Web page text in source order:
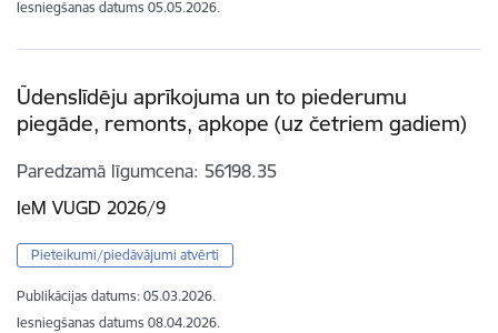
Iesniegšanas datums 05.05.2026.
Ūdenslīdēju aprīkojuma un to piederumu
piegāde, remonts, apkope (uz četriem gadiem)
Paredzamā līgumcena 56198.35
IeM VUGD 2026/9
Pieteikumi/piedāvājumi atvērti
Publikācijas datums: 05.03.2026.
Iesniegšanas datums 08.04.2026.